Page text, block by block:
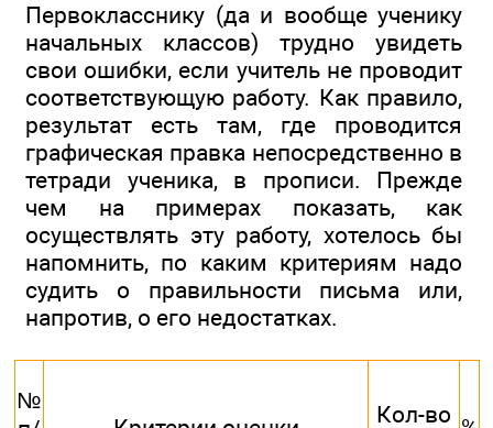
Первокласснику (да и вообще ученику
начальных классов) трудно увидеть
свои ошибки, если учитель не проводит
соответствующую работу. Как правило,
результат есть там, где проводится
графическая правка непосредственно в
тетради ученика, в прописи. Прежде
чем на примерах показать, как
осуществлять эту работу, хотелось бы
напомнить, по каким критериям надо
судить о правильности письма или,
напротив, о его недостатках.
№
Кол-во